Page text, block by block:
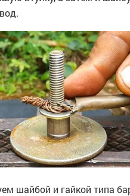
шайбой и гайкой типа